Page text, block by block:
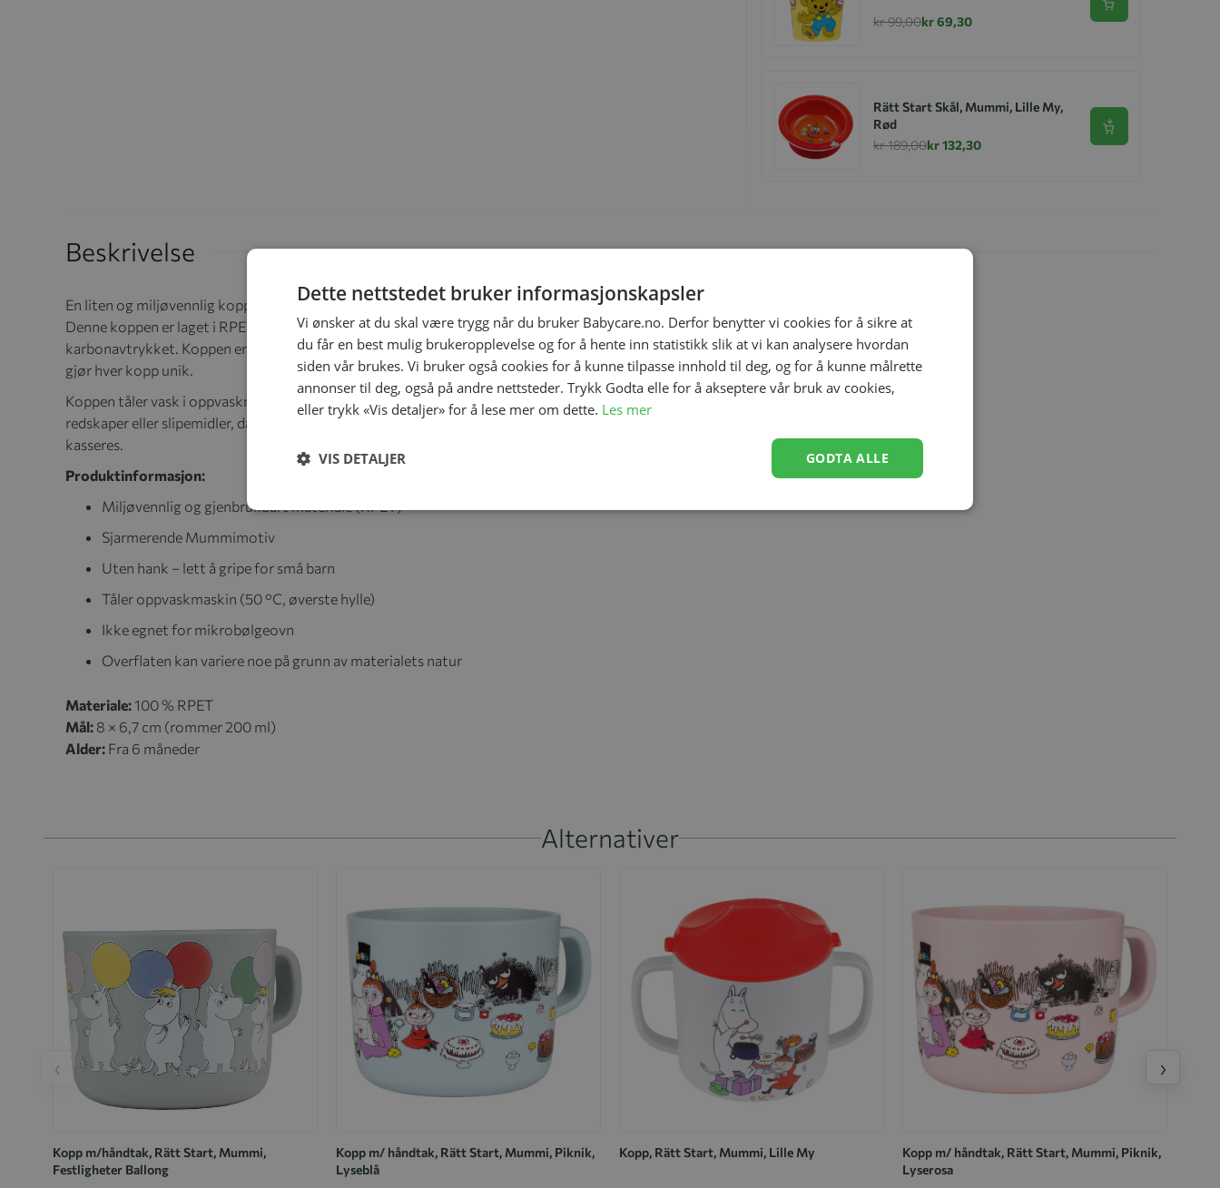
kr 99,00kr 69,30
Se produkt
Rätt Start Skål, Mummi, Lille My,
Rød
kr 189,00kr 132,30
Se produkt
Beskrivelse
En liten og miljøvennlig kopp med Mummimotiv – perfekt for små barnehender!
Denne koppen er laget i RPET, et resirkulert materiale som bidrar til å redusere avfall og senke
karbonavtrykket. Koppen er støtsikker, men ikke slagfast. RPET kan variere noe i farge og utseende, noe som
gjør hver kopp unik.
Koppen tåler vask i oppvaskmaskin på 50 °C, men bør ikke brukes i mikrobølgeovn. Unngå bruk av skarpe
redskaper eller slipemidler, da dette kan skade overflaten. Ved sprekker eller annen skade, bør produktet
kasseres.
Produktinformasjon:
Miljøvennlig og gjenbrukbart materiale (RPET)
Sjarmerende Mummimotiv
Uten hank – lett å gripe for små barn
Tåler oppvaskmaskin (50 °C, øverste hylle)
Ikke egnet for mikrobølgeovn
Overflaten kan variere noe på grunn av materialets natur
Materiale:100 % RPET
Mål: 8 × 6,7 cm (rommer 200 ml)
Alder: Fra 6 måneder
Alternativer
Kopp m/håndtak, Rätt Start, Mummi,
Festligheter Ballong
Kopp m/ håndtak, Rätt Start, Mummi, Piknik,
Lyseblå
Kopp, Rätt Start, Mummi, Lille My
Kopp m/ håndtak, Rätt Start, Mummi, Piknik,
Lyserosa
‹ ›
Dette nettstedet bruker informasjonskapsler
Vi ønsker at du skal være trygg når du bruker Babycare.no. Derfor benytter vi cookies for å sikre at
du får en best mulig brukeropplevelse og for å hente inn statistikk slik at vi kan analysere hvordan
siden vår brukes. Vi bruker også cookies for å kunne tilpasse innhold til deg, og for å kunne målrette
annonser til deg, også på andre nettsteder. Trykk Godta elle for å akseptere vår bruk av cookies,
eller trykk «Vis detaljer» for å lese mer om dette. Les mer
GODTA ALLE
VIS DETALJER